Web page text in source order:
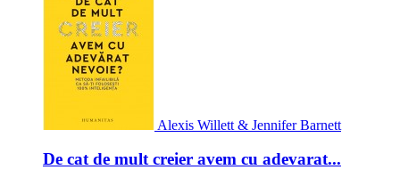
Alexis Willett & Jennifer Barnett
De cat de mult creier avem cu adevarat...